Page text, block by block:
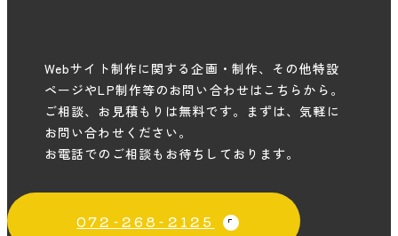
Webサイト制作に関する企画・制作、その他特設
ページやLP制作等のお問い合わせはこちらから。
ご相談、お見積もりは無料です。まずは、気軽に
お問い合わせください。
お電話でのご相談もお待ちしております。
072-268-2125